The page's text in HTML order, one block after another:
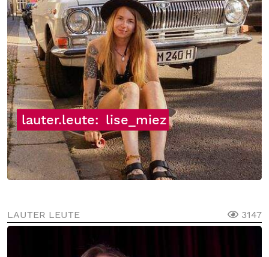
lauter.leute: lise_miez
LAUTER LEUTE 3147